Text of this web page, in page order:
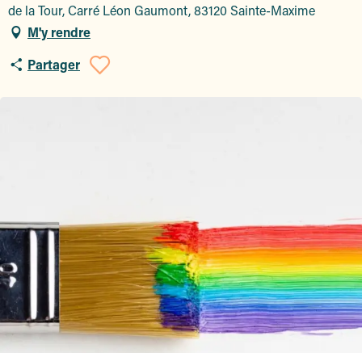
de la Tour, Carré Léon Gaumont, 83120 Sainte-Maxime
M'y rendre
Partager
Ajouter aux favoris